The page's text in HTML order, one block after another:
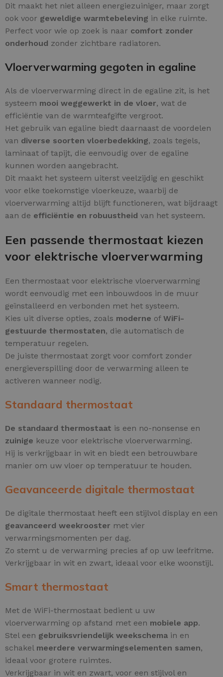
Dit maakt het niet alleen energiezuiniger, maar zorgt
ook voor geweldige warmtebeleving in elke ruimte.
Perfect voor wie op zoek is naar comfort zonder
onderhoud zonder zichtbare radiatoren.
Vloerverwarming gegoten in egaline
Als de vloerverwarming direct in de egaline zit, is het
systeem mooi weggewerkt in de vloer, wat de
efficiëntie van de warmteafgifte vergroot.
Het gebruik van egaline biedt daarnaast de voordelen
van diverse soorten vloerbedekking, zoals tegels,
laminaat of tapijt, die eenvoudig over de egaline
kunnen worden aangebracht.
Dit maakt het systeem uiterst veelzijdig en geschikt
voor elke toekomstige vloerkeuze, waarbij de
vloerverwarming altijd blijft functioneren, wat bijdraagt
aan de efficiëntie en robuustheid van het systeem.
Een passende thermostaat kiezen
voor elektrische vloerverwarming
Een thermostaat voor elektrische vloerverwarming
wordt eenvoudig met een inbouwdoos in de muur
geïnstalleerd en verbonden met het systeem.
Kies uit diverse opties, zoals moderne of WiFi-
gestuurde thermostaten, die automatisch de
temperatuur regelen.
De juiste thermostaat zorgt voor comfort zonder
energieverspilling door de verwarming alleen te
activeren wanneer nodig.
Standaard thermostaat
De standaard thermostaat is een no-nonsense en
zuinige keuze voor elektrische vloerverwarming.
Hij is verkrijgbaar in wit en biedt een betrouwbare
manier om uw vloer op temperatuur te houden.
Geavanceerde digitale thermostaat
De digitale thermostaat heeft een stijlvol display en een
geavanceerd weekrooster met vier
verwarmingsmomenten per dag.
Zo stemt u de verwarming precies af op uw leefritme.
Verkrijgbaar in wit en zwart, ideaal voor elke woonstijl.
Smart thermostaat
Met de WiFi-thermostaat bedient u uw
vloerverwarming op afstand met een mobiele app.
Stel een gebruiksvriendelijk weekschema in en
schakel meerdere verwarmingselementen samen,
ideaal voor grotere ruimtes.
Verkrijgbaar in wit en zwart, voor een stijlvol en